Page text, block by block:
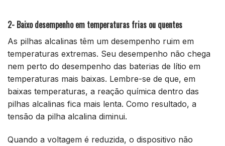
2- Baixo desempenho em temperaturas frias ou quentes
As pilhas alcalinas têm um desempenho ruim em
temperaturas extremas. Seu desempenho não chega
nem perto do desempenho das baterias de lítio em
temperaturas mais baixas. Lembre-se de que, em
baixas temperaturas, a reação química dentro das
pilhas alcalinas fica mais lenta. Como resultado, a
tensão da pilha alcalina diminui.
Quando a voltagem é reduzida, o dispositivo não